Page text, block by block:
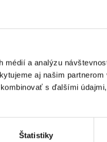
médií a analýzu
aj našim
s ďalšími
Štatistiky